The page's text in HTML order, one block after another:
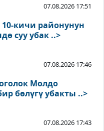
07.08.2026 17:51
кичи районунун
суу убак ..>
07.08.2026 17:46
Молдо
бөлүгү убакты ..>
07.08.2026 17:43